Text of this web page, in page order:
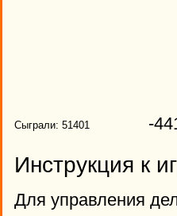
Сыграли: 51401 -
Инструкция к
Для управления